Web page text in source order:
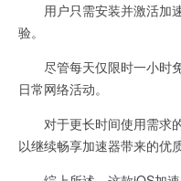
用户只需安装并激活加
验。
尽管每天仅限时一小时免
日常网络活动。
对于更长时间使用需求的
以继续畅享加速器带来的优